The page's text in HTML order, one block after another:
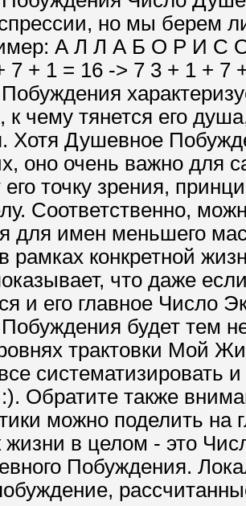
но мы берем
А Л Л А Б О Р И С
7 + 1 = 16 -> 7 3 + 1 + 7
чему тянется его
Хотя Душевное
оно очень важно для
его точку зрения,
Соответственно,
для имен меньшего
рамках конкретной
что даже
и его главное Число
будет тем
трактовки Мой
систематизировать
:). Обратите также
можно поделить
жизни в целом - это
Побуждения.